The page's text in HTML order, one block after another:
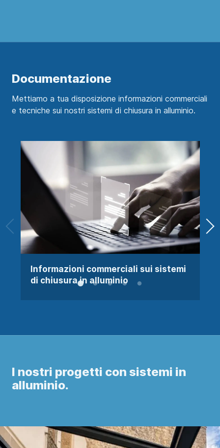
Documentazione
Mettiamo a tua disposizione informazioni commerciali
e tecniche sui nostri sistemi di chiusura in alluminio.
Informazioni commerciali sui sistemi
di chiusura in alluminio
I nostri progetti con sistemi in
alluminio.